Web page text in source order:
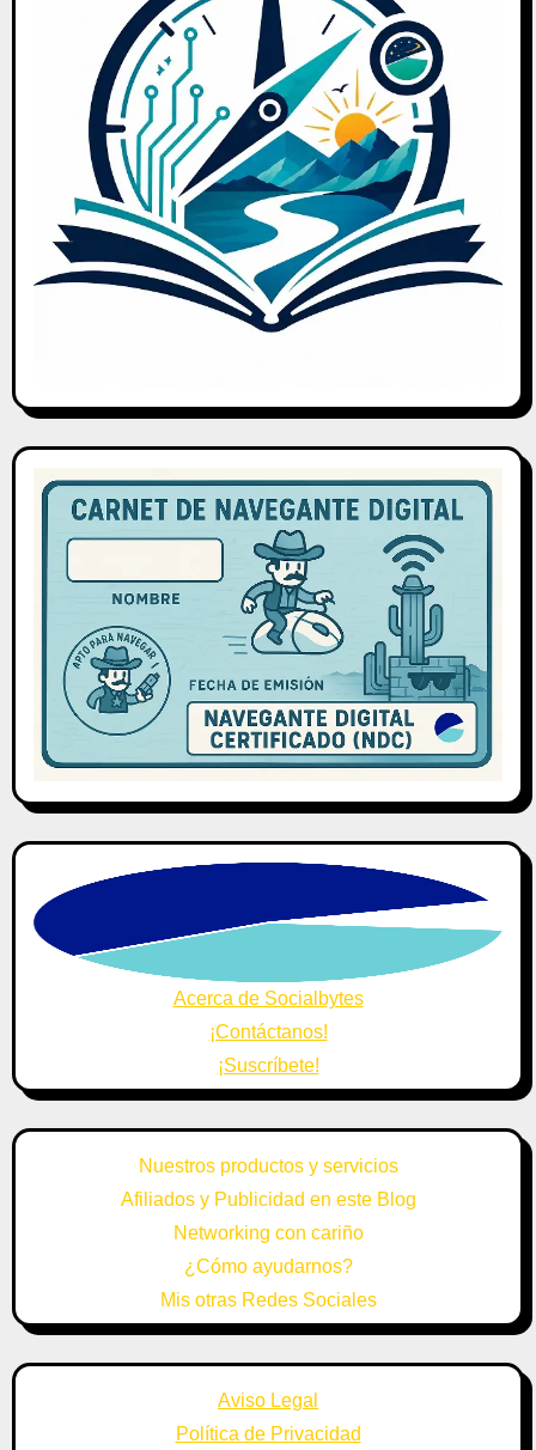
Acerca de Socialbytes
¡Contáctanos!
¡Suscríbete!
Nuestros productos y servicios
Afiliados y Publicidad en este Blog
Networking con cariño
¿Cómo ayudarnos?
Mis otras Redes Sociales
Aviso Legal
Política de Privacidad